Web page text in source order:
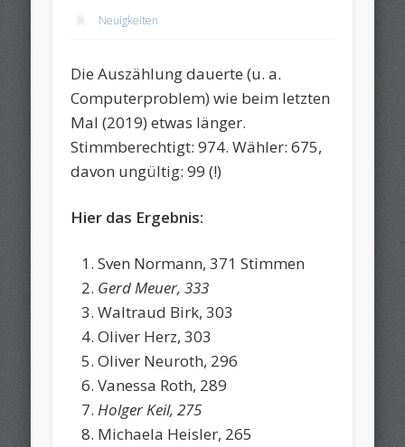
Neuigkeiten
Die Auszählung dauerte (u. a.
Computerproblem) wie beim letzten
Mal (2019) etwas länger.
Stimmberechtigt: 974. Wähler: 675,
davon ungültig: 99 (!)
Hier das Ergebnis:
Sven Normann, 371 Stimmen
Gerd Meuer, 333
Waltraud Birk, 303
Oliver Herz, 303
Oliver Neuroth, 296
Vanessa Roth, 289
Holger Keil, 275
Michaela Heisler, 265